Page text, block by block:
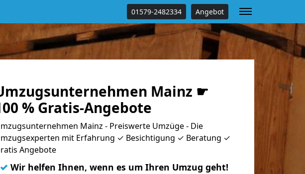
01579-2482334 Angebot
Mainz ☛
% Gratis-Angebote
Mainz - Preiswerte Umzüge - Die
mit Erfahrung ✓ Besichtigung ✓ Beratung ✓
Angebote
✓ Wir helfen Ihnen, wenn es um Ihren Umzug geht!